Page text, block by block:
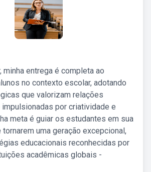
minha entrega é completa ao
no contexto escolar, adotando
que valorizam relações
por criatividade e
meta é guiar os estudantes em sua
uma geração excepcional,
educacionais reconhecidas por
acadêmicas globais -